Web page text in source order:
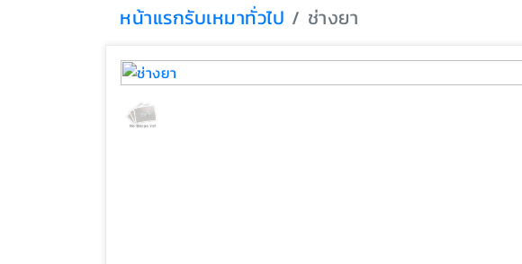
หน้าแรกรับเหมาทั่วไป ช่างยา